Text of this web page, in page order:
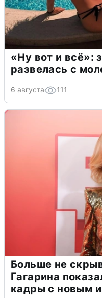
«Ну вот и всё»:
развелась с
6 августа 111
Больше не
Гагарина
кадры с новым